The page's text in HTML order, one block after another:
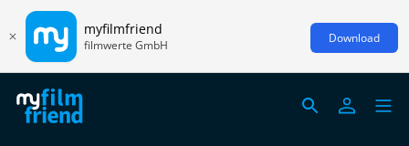
myfilmfriend
filmwerte GmbH Download